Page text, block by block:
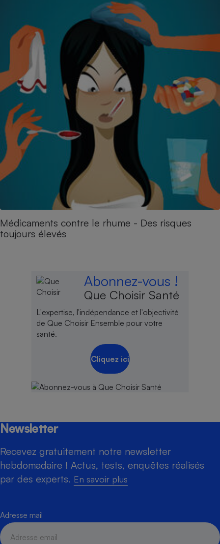
Médicaments contre le rhume - Des risques
toujours élevés
Abonnez-vous !
Que Choisir Santé
L'expertise, l'indépendance et l'objectivité
de Que Choisir Ensemble pour votre
santé.
Cliquez ici
Newsletter
Recevez gratuitement notre newsletter
hebdomadaire ! Actus, tests, enquêtes réalisés
par des experts. En savoir plus
Adresse mail